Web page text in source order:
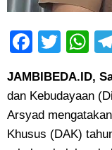
JAMBIBEDA.ID,
dan Kebudayaan
Arsyad
Khusus (DAK)